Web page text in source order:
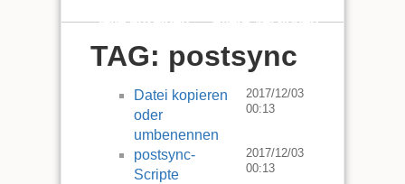
Seite anzeigen Ältere Versionen
TAG: postsync
Datei kopieren
oder
umbenennen
2017/12/03
00:13
postsync-
Scripte
2017/12/03
00:13